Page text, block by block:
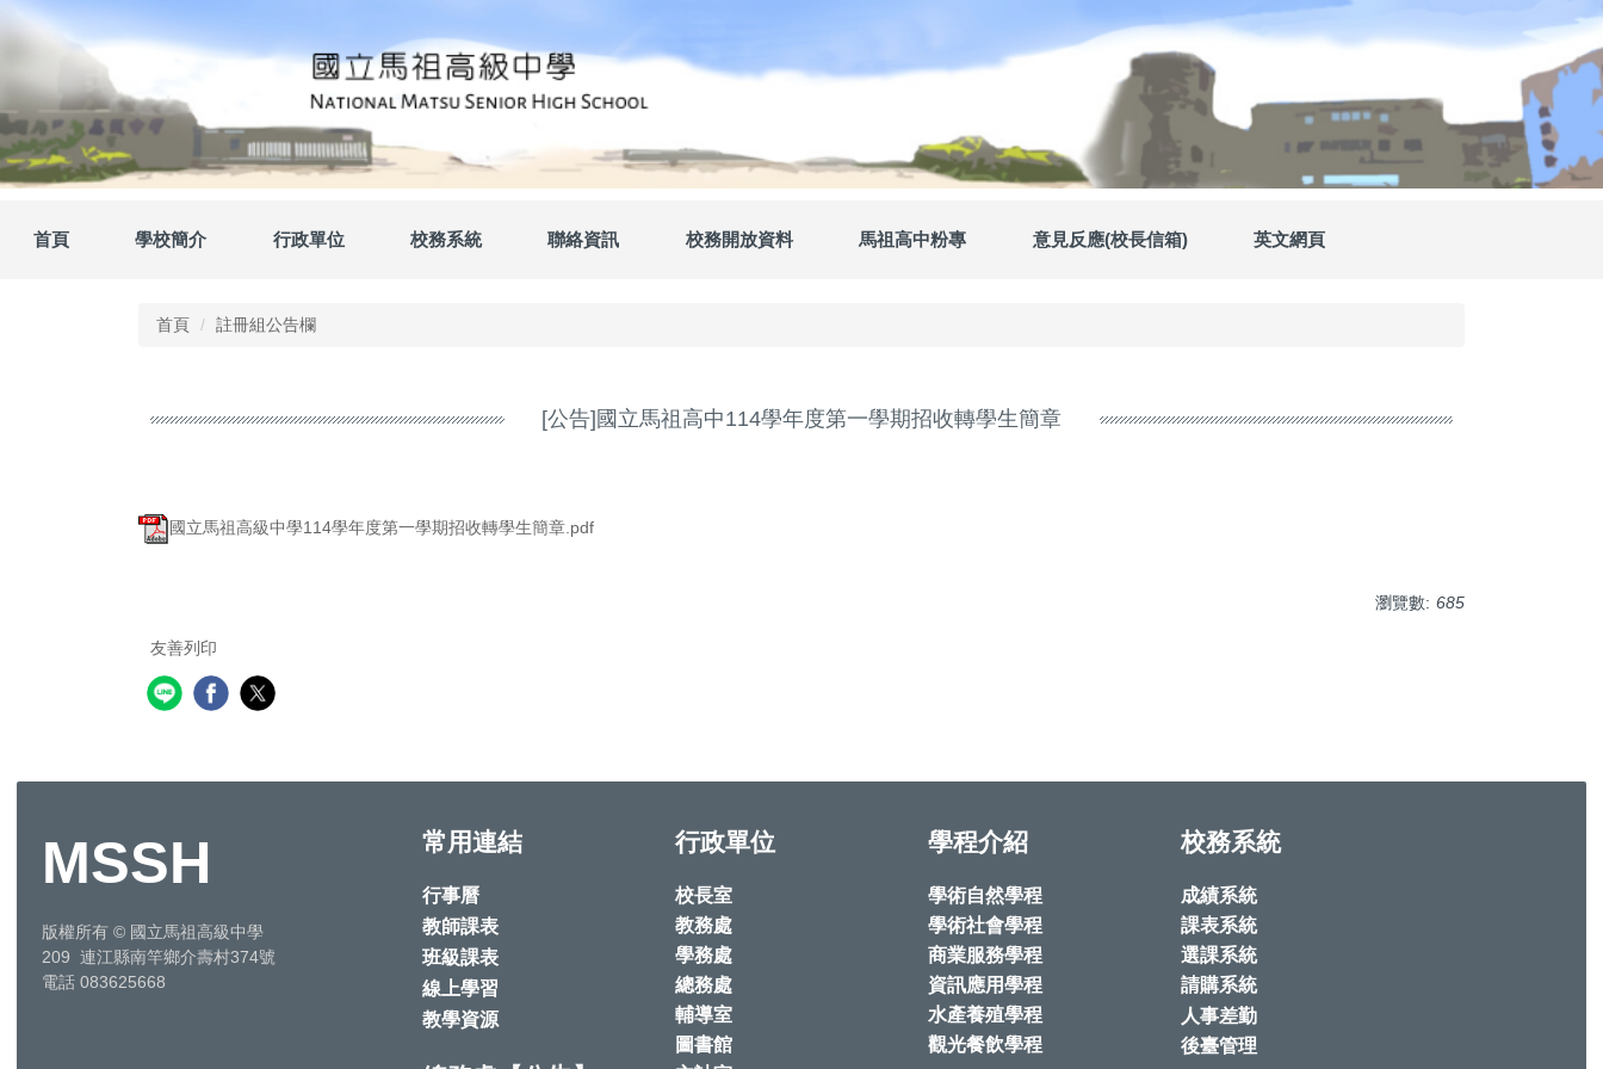
內
容
區
首頁 學校簡介 行政單位 校務系統 聯絡資訊 校務開放資料 馬祖高中粉專 意見反應(校長信箱) 英文網頁
首頁 註冊組公告欄
[公告]國立馬祖高中114學年度第一學期招收轉學生簡章
國立馬祖高級中學114學年度第一學期招收轉學生簡章.pdf
瀏覽數: 685
友善列印
MSSH
版權所有 © 國立馬祖高級中學
209 連江縣南竿鄉介壽村374號
電話 083625668
常用連結
行事曆
教師課表
班級課表
線上學習
教學資源
行政單位
校長室
教務處
學務處
總務處
輔導室
圖書館
學程介紹
學術自然學程
學術社會學程
商業服務學程
資訊應用學程
水產養殖學程
觀光餐飲學程
校務系統
成績系統
課表系統
選課系統
請購系統
人事差勤
後臺管理